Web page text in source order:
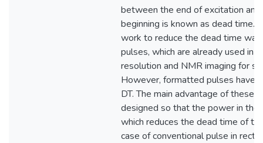
between the end of excitation
beginning is known as dead time.
work to reduce the dead time
pulses, which are already used in
resolution and NMR imaging for
However, formatted pulses have
DT. The main advantage of these
designed so that the power in the
which reduces the dead time of
case of conventional pulse in